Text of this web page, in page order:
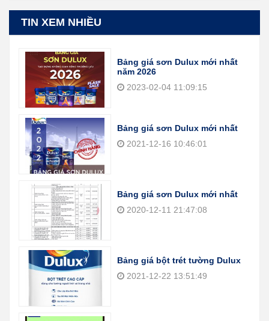
TIN XEM NHIỀU
Bảng giá sơn Dulux mới nhất
năm 2026
2023-02-04 11:09:15
Bảng giá sơn Dulux mới nhất
2021-12-16 10:46:01
Bảng giá sơn Dulux mới nhất
2020-12-11 21:47:08
Bảng giá bột trét tường Dulux
2021-12-22 13:51:49